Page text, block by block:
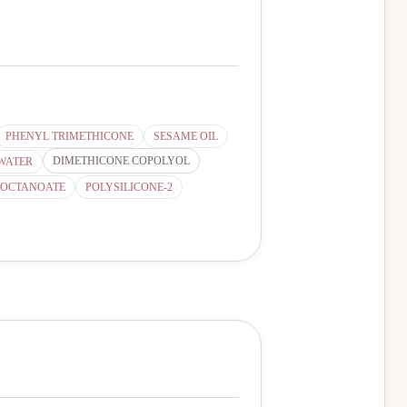
PHENYL TRIMETHICONE
SESAME OIL
DIMETHICONE COPOLYOL
POLYSILICONE-2